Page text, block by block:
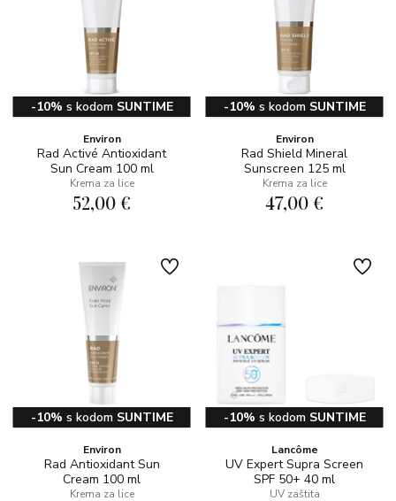
-10% s kodom SUNTIME
Environ
Rad Activé Antioxidant
Sun Cream 100 ml
Krema za lice
52,00 €
-10% s kodom SUNTIME
Environ
Rad Shield Mineral
Sunscreen 125 ml
Krema za lice
47,00 €
-10% s kodom SUNTIME
Environ
Rad Antioxidant Sun
Cream 100 ml
Krema za lice
-10% s kodom SUNTIME
Lancôme
UV Expert Supra Screen
SPF 50+ 40 ml
UV zaštita